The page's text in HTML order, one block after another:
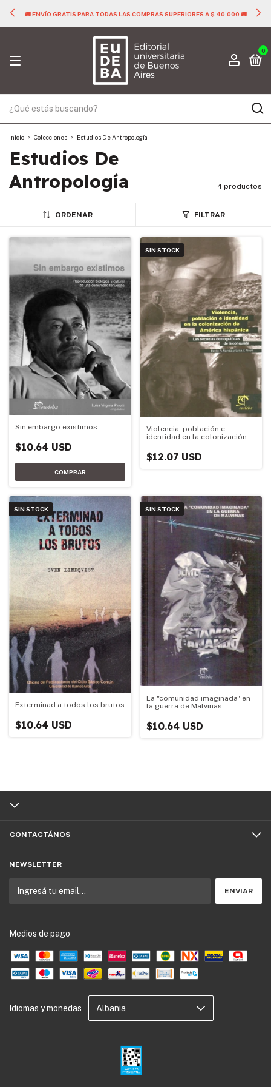
🚚 ENVÍO GRATIS PARA TODAS LAS COMPRAS SUPERIORES A $ 40.000 🚚
0
Inicio > Colecciones > Estudios De Antropología
Estudios De
Antropología
4 productos
ORDENAR FILTRAR
Sin embargo existimos
$10.64 USD
SIN STOCK
Violencia, población e
identidad en la colonización
$12.07 USD
SIN STOCK
Exterminad a todos los brutos
$10.64 USD
SIN STOCK
La "comunidad imaginada" en
la guerra de Malvinas
$10.64 USD
CONTACTÁNOS
NEWSLETTER
Medios de pago
Idiomas y monedas